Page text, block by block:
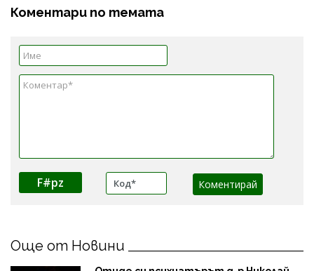
Коментари по темата
F#pz
Още от Новини